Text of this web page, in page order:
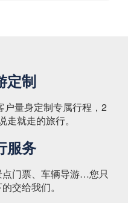
定制
户量身定制专属行程，2
走就走的旅行。
服务
门票、车辆导游…您只
交给我们。